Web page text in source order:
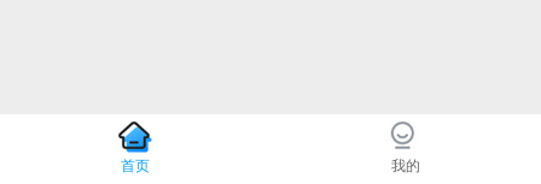
首页 我的